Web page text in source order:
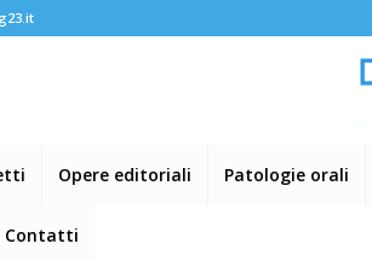
Opere editoriali Patologie orali
Contatti